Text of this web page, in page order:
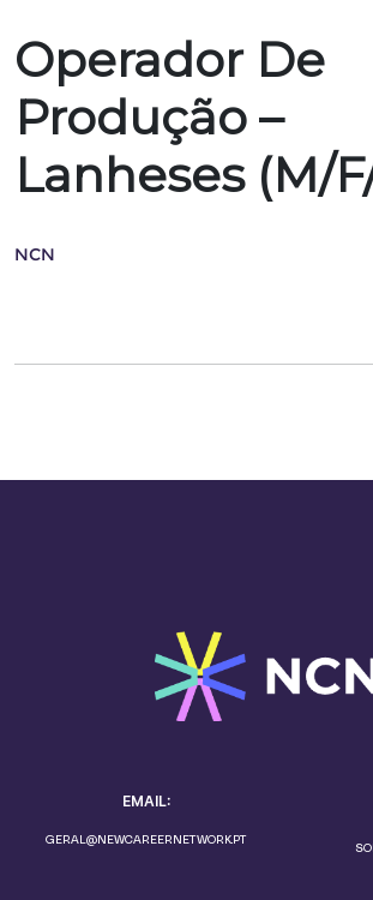
Operador De
Produção –
Lanheses (M/
NCN
EMAIL:
GERAL@NEWCAREERNETWORK.PT